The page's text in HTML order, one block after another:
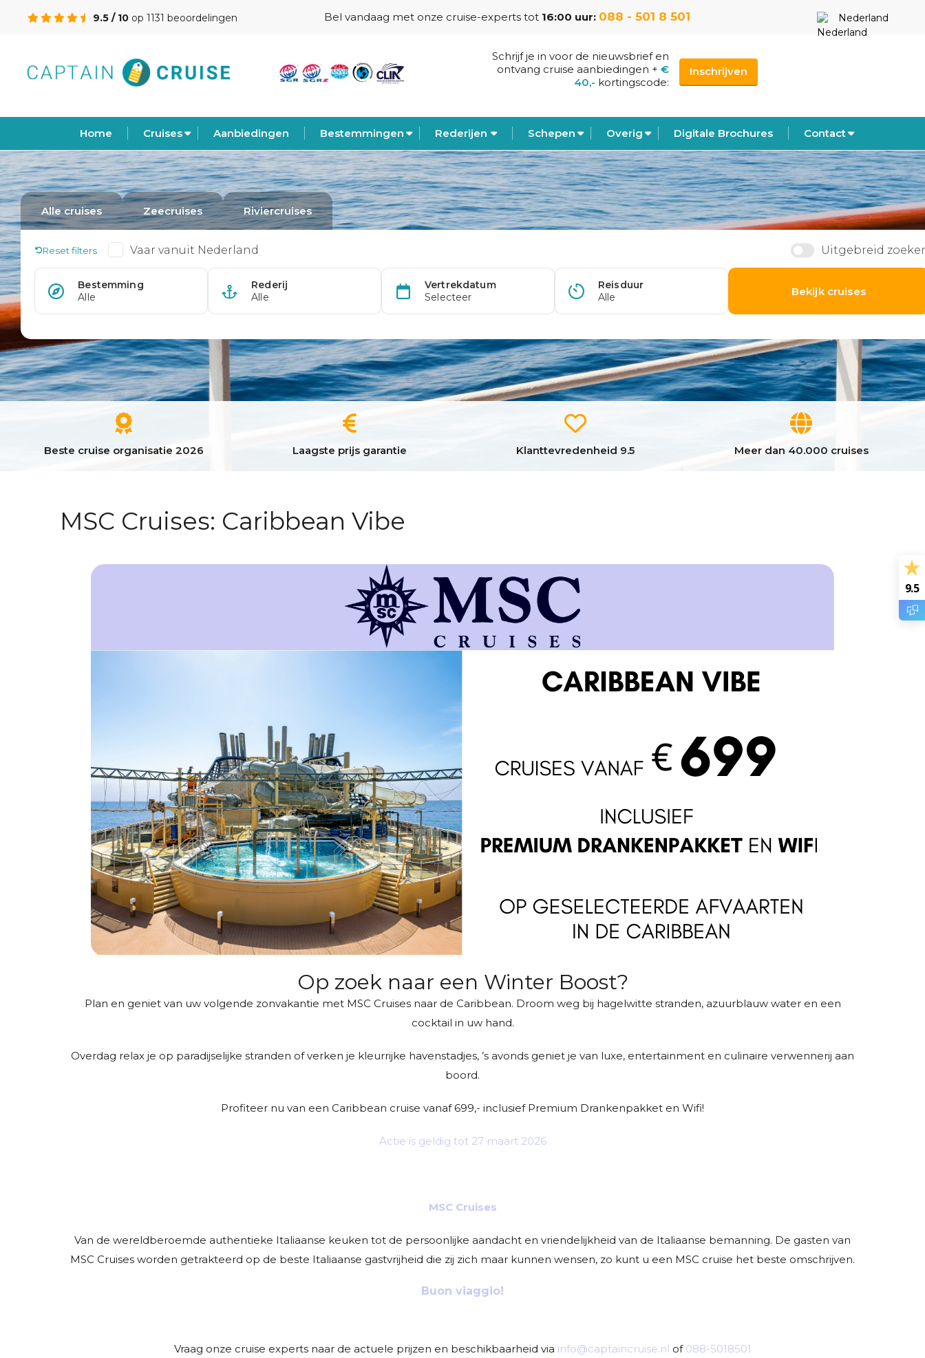
9.5 / 10 op 1131 beoordelingen Bel vandaag met onze cruise-experts tot 16:00 uur: 088 - 501 8 501 Nederland
Schrijf je in voor de nieuwsbrief en
ontvang cruise aanbiedingen + €
40,- kortingscode:
Inschrijven
Home Cruises Aanbiedingen Bestemmingen Rederijen Schepen Overig Digitale Brochures Contact
Beste cruise organisatie 2026 Laagste prijs garantie Klanttevredenheid 9.5 Meer dan 40.000 cruises
MSC Cruises: Caribbean Vibe
Op zoek naar een Winter Boost?
Plan en geniet van uw volgende zonvakantie met MSC Cruises naar de Caribbean. Droom weg bij hagelwitte stranden, azuurblauw water en een
cocktail in uw hand.
Overdag relax je op paradijselijke stranden of verken je kleurrijke havenstadjes, ’s avonds geniet je van luxe, entertainment en culinaire verwennerij aan
boord.
Profiteer nu van een Caribbean cruise vanaf 699,- inclusief Premium Drankenpakket en Wifi!
Actie is geldig tot 27 maart 2026
MSC Cruises
Van de wereldberoemde authentieke Italiaanse keuken tot de persoonlijke aandacht en vriendelijkheid van de Italiaanse bemanning. De gasten van
MSC Cruises worden getrakteerd op de beste Italiaanse gastvrijheid die zij zich maar kunnen wensen, zo kunt u een MSC cruise het beste omschrijven.
Buon viaggio!
Vraag onze cruise experts naar de actuele prijzen en beschikbaarheid via info@captaincruise.nl of 088-5018501
9.5